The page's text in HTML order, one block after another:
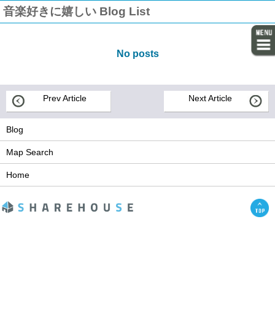
音楽好きに嬉しい Blog List
No posts
Prev Article Next Article
Blog
Map Search
Home